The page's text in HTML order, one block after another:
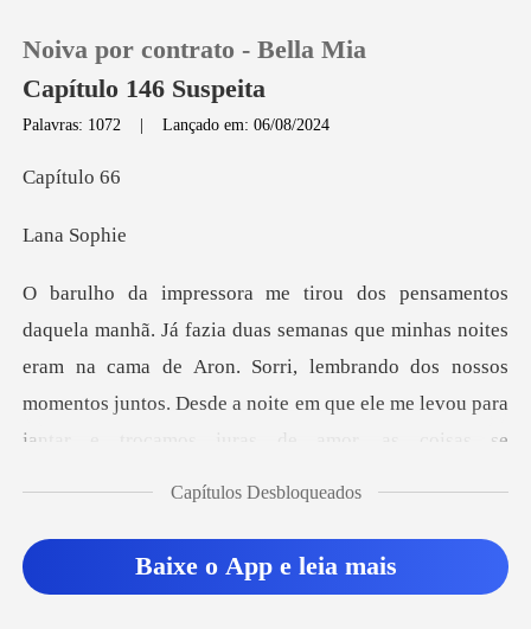
Loja
Noiva por contrato - Bella Mia
Capítulo 146 Suspeita
Palavras: 1072 |Lançado em: 06/08/2024
ítu
a S
has noites
eram na cama de Aron. Sorri, lembrando dos nossos
momentos juntos. Desde a noite e
claro que es
Capítulos Desbloqueados
Baixe o App e leia mais